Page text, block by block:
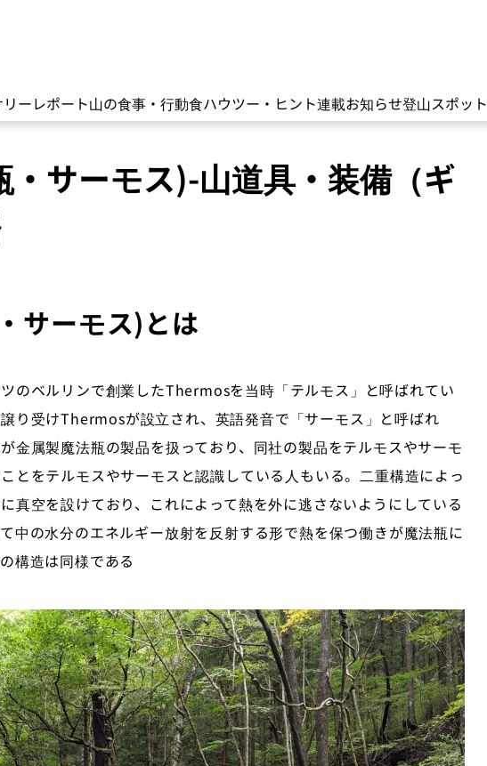
ーレポート山の食事・行動食ハウツー・ヒント連載お知らせ登山スポット
・サーモス)-山道具・装備（ギ
サーモス)とは
のベルリンで創業したThermosを当時「テルモス」と呼ばれてい
り受けThermosが設立され、英語発音で「サーモス」と呼ばれ
金属製魔法瓶の製品を扱っており、同社の製品をテルモスやサーモ
とをテルモスやサーモスと認識している人もいる。二重構造によっ
真空を設けており、これによって熱を外に逃さないようにしている
中の水分のエネルギー放射を反射する形で熱を保つ働きが魔法瓶に
構造は同様である